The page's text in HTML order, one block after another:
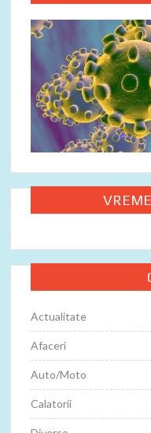
Actualitate
Afaceri
Auto/Moto
Calatorii